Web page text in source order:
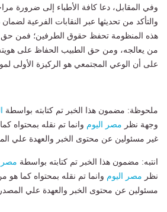
وفي المقابل، دعا كافة الأطباء إلى ضرورة
والتأكد من تحديثها عبر النقابات الفرعية
هذه المنظومة تحفظ حقوق الطرفين؛ فمن
من يعالجه، ومن حق الطبيب الحفاظ على هويته
على أن الوعي المجتمعي هو الركيزة الأولى
ملحوظة: مضمون هذا الخبر تم كتابته بواسطة
وجهة نظر مصر اليوم وانما تم نقله بمحتواه
غير مسئولين عن محتوى الخبر والعهدة علي
انتبه: مضمون هذا الخبر تم كتابته بواسطة مصر
نظر مصر اليوم وانما تم نقله بمحتواه كما هو
مسئولين عن محتوى الخبر والعهدة علي